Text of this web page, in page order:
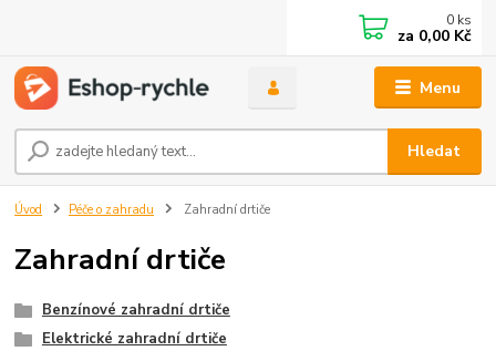
Menu
Hledat
0 ks
za 0,00 Kč
Úvod Péče o zahradu Zahradní drtiče
Zahradní drtiče
Benzínové zahradní drtiče
Elektrické zahradní drtiče